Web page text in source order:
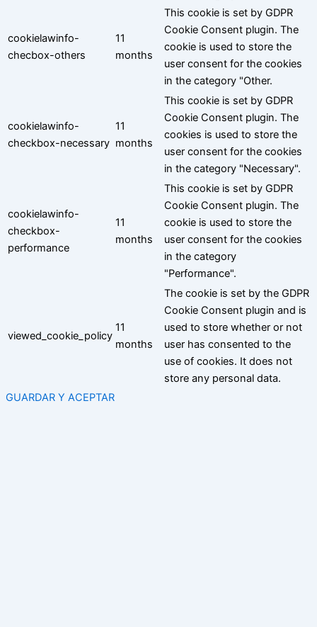
cookielawinfo-
checbox-others
11
months
This cookie is set by GDPR
Cookie Consent plugin. The
cookie is used to store the
user consent for the cookies
in the category "Other.
cookielawinfo-
checkbox-necessary
11
months
This cookie is set by GDPR
Cookie Consent plugin. The
cookies is used to store the
user consent for the cookies
in the category "Necessary".
cookielawinfo-
checkbox-
performance
11
months
This cookie is set by GDPR
Cookie Consent plugin. The
cookie is used to store the
user consent for the cookies
in the category
"Performance".
viewed_cookie_policy
11
months
The cookie is set by the GDPR
Cookie Consent plugin and is
used to store whether or not
user has consented to the
use of cookies. It does not
store any personal data.
GUARDAR Y ACEPTAR